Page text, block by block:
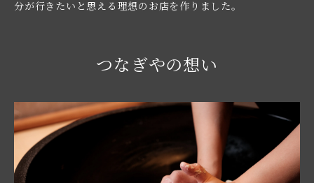
分が行きたいと思える理想のお店を作りました。
つなぎやの想い